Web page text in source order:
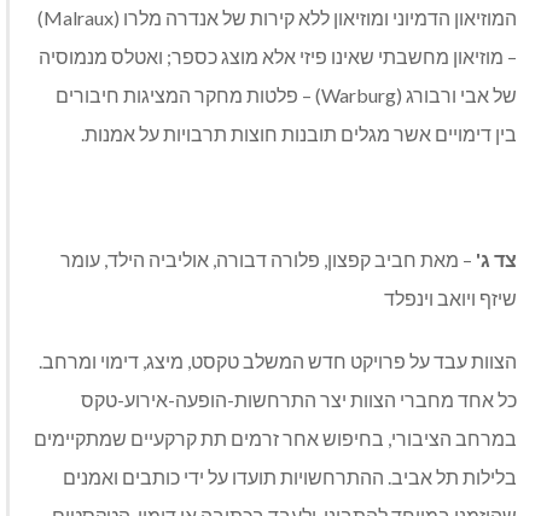
המוזיאון הדמיוני ומוזיאון ללא קירות של אנדרה מלרו (Malraux)
– מוזיאון מחשבתי שאינו פיזי אלא מוצג כספר; ואטלס מנמוסיה
של אבי ורבורג (Warburg) – פלטות מחקר המציגות חיבורים
בין דימויים אשר מגלים תובנות חוצות תרבויות על אמנות.
צד ג' – מאת חביב קפצון, פלורה דבורה, אוליביה הילד, עומר
שיזף ויואב וינפלד
הצוות עבד על פרויקט חדש המשלב טקסט, מיצג, דימוי ומרחב.
כל אחד מחברי הצוות יצר התרחשות-הופעה-אירוע-טקס
במרחב הציבורי, בחיפוש אחר זרמים תת קרקעיים שמתקיימים
בלילות תל אביב. ההתרחשויות תועדו על ידי כותבים ואמנים